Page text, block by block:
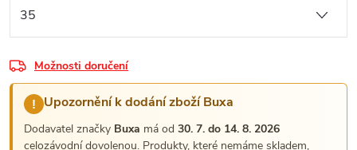
Možnosti doručení
! Upozornění k dodání zboží Buxa
Dodavatel značky Buxa má od 30. 7. do 14. 8. 2026
celozávodní dovolenou. Produkty, které nemáme skladem,